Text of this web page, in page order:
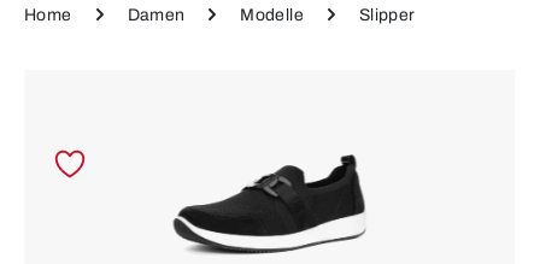
Home Damen Modelle Slipper